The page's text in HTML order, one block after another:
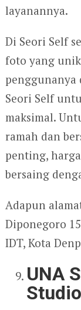
layanannya.
Di Seori Self
foto yang
penggunanya
Seori Self
maksimal.
ramah dan
penting,
bersaing
Adapun
Diponegoro
IDT, Kota
UNA
Studio